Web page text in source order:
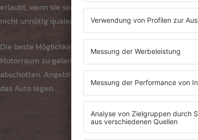
erlaubt, wenn sie serienmäßig in Fahrzeugen verbaut
nicht unnötig quälen und professionell nachgerüstet
Die beste Möglichkeit bieten sogenannteMotorraum-
Motorraum zu gelangen. Einige Autohersteller bieten
abschotten. Angeblich laufen Marder auch ungern
das Auto legen.